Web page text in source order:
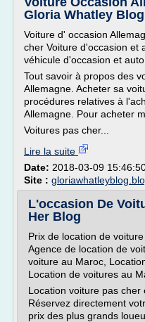
Gloria Whatley Blog
Voiture d' occasion
cher Voiture d'occasion et
véhicule d'occasion et
Tout savoir à propos des
Allemagne. Acheter sa
procédures relatives à
Allemagne. Pour acheter
Voitures pas cher...
Lire la suite
Date: 2018-03-09
Site :
L'occasion De
Her Blog
Prix de location de
Agence de location de
voiture au Maroc,
Location de voitures au
Location voiture pas cher
Réservez directement
prix des plus grands